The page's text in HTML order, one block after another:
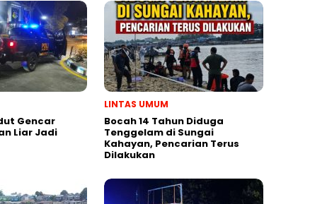
Gencar
Liar Jadi
LINTAS UMUM
Bocah 14 Tahun Diduga
Tenggelam di Sungai
Kahayan, Pencarian Terus
Dilakukan